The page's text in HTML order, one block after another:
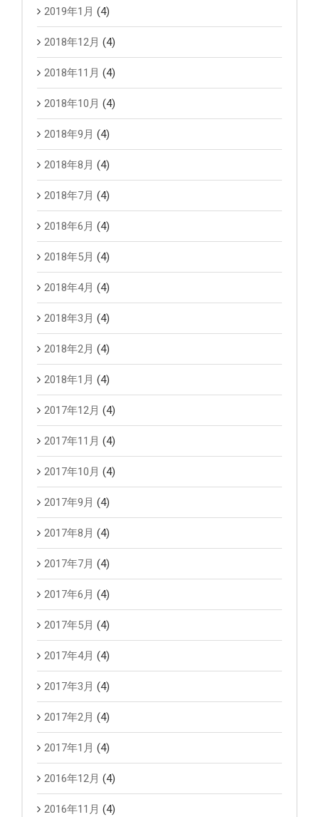
2019年1月 (4)
2018年12月 (4)
2018年11月 (4)
2018年10月 (4)
2018年9月 (4)
2018年8月 (4)
2018年7月 (4)
2018年6月 (4)
2018年5月 (4)
2018年4月 (4)
2018年3月 (4)
2018年2月 (4)
2018年1月 (4)
2017年12月 (4)
2017年11月 (4)
2017年10月 (4)
2017年9月 (4)
2017年8月 (4)
2017年7月 (4)
2017年6月 (4)
2017年5月 (4)
2017年4月 (4)
2017年3月 (4)
2017年2月 (4)
2017年1月 (4)
2016年12月 (4)
2016年11月 (4)